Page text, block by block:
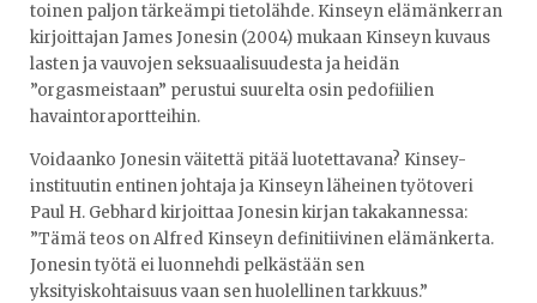
toinen paljon tärkeämpi tietolähde. Kinseyn elämänkerran
kirjoittajan James Jonesin (2004) mukaan Kinseyn kuvaus
lasten ja vauvojen seksuaalisuudesta ja heidän
”orgasmeistaan” perustui suurelta osin pedofiilien
havaintoraportteihin.
Voidaanko Jonesin väitettä pitää luotettavana? Kinsey-
instituutin entinen johtaja ja Kinseyn läheinen työtoveri
Paul H. Gebhard kirjoittaa Jonesin kirjan takakannessa:
”Tämä teos on Alfred Kinseyn definitiivinen elämänkerta.
Jonesin työtä ei luonnehdi pelkästään sen
yksityiskohtaisuus vaan sen huolellinen tarkkuus.”